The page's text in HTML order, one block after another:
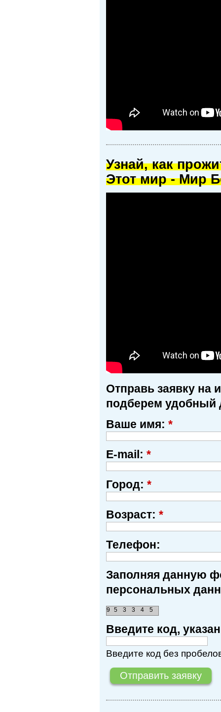
Узнай, как
Этот мир - Мир
Отправь заявку на
подберем удобный
Ваше имя: *
E-mail: *
Город: *
Возраст: *
Телефон:
Заполняя данную
персональных
9 5
4
3
3
5
Введите код,
Введите код без